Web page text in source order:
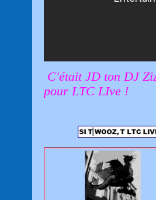
C'était JD ton DJ
pour LTC LIve !